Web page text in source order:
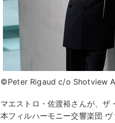
©Peter Rigaud c/o Shotview
マエストロ・佐渡裕さんが、ザ
本フィルハーモニー交響楽団